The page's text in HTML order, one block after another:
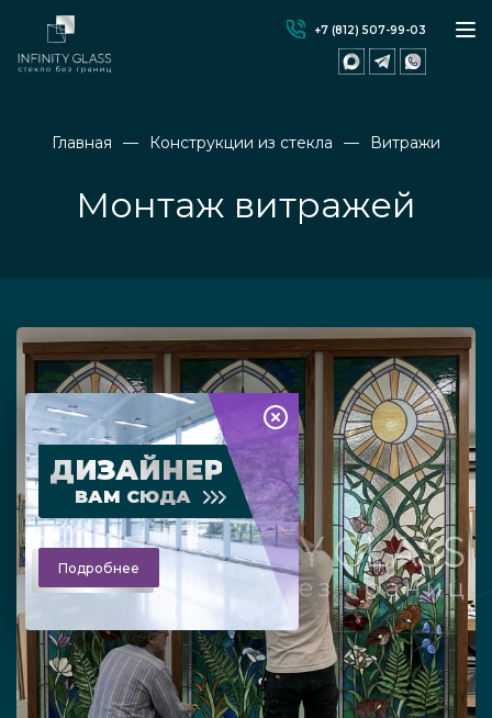
+7 (812) 507-99-03
Главная Конструкции из стекла Витражи
Монтаж витражей
ДИЗАЙНЕР
ВАМ СЮДА
Подробнее